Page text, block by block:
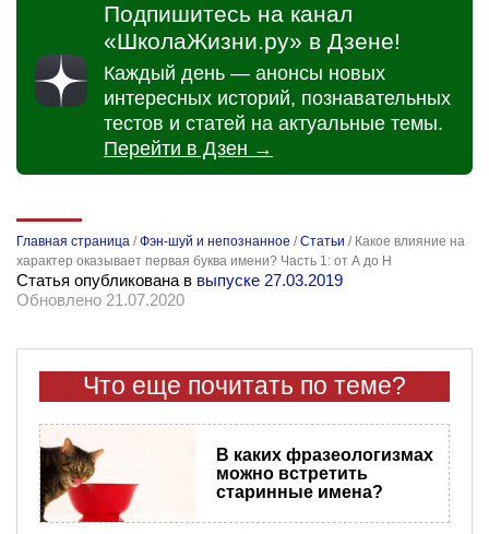
Подпишитесь на канал
«ШколаЖизни.ру» в Дзене!
Каждый день — анонсы новых
интересных историй, познавательных
тестов и статей на актуальные темы.
Перейти в Дзен →
Главная страница /Фэн-шуй и непознанное /Статьи / Какое влияние на
характер оказывает первая буква имени? Часть 1: от А до Н
Статья опубликована в выпуске 27.03.2019
Обновлено 21.07.2020
Что еще почитать по теме?
В каких фразеологизмах
можно встретить
старинные имена?